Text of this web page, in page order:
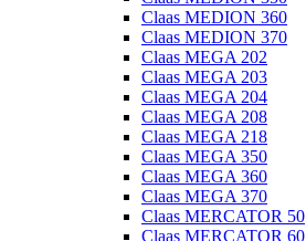
Claas MEDION 360
Claas MEDION 370
Claas MEGA 202
Claas MEGA 203
Claas MEGA 204
Claas MEGA 208
Claas MEGA 218
Claas MEGA 350
Claas MEGA 360
Claas MEGA 370
Claas MERCATOR 50
Claas MERCATOR 60